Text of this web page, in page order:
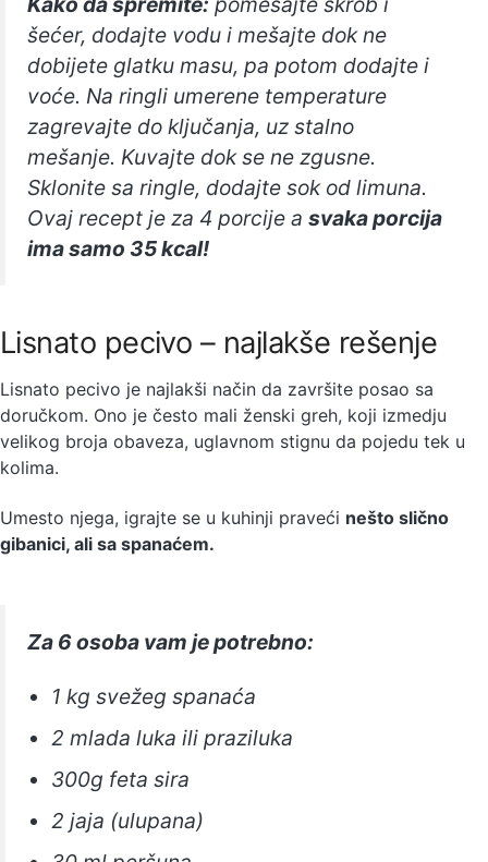
šećer, dodajte vodu i mešajte dok ne
dobijete glatku masu, pa potom dodajte i
voće. Na ringli umerene temperature
zagrevajte do ključanja, uz stalno
mešanje. Kuvajte dok se ne zgusne.
Sklonite sa ringle, dodajte sok od limuna.
Ovaj recept je za 4 porcije a svaka porcija
ima samo 35 kcal!
Lisnato pecivo – najlakše rešenje
Lisnato pecivo je najlakši način da završite posao sa
doručkom. Ono je često mali ženski greh, koji izmedju
velikog broja obaveza, uglavnom stignu da pojedu tek u
kolima.
Umesto njega, igrajte se u kuhinji praveći nešto slično
gibanici, ali sa spanaćem.
Za 6 osoba vam je potrebno:
1 kg svežeg spanaća
2 mlada luka ili praziluka
300g feta sira
2 jaja (ulupana)